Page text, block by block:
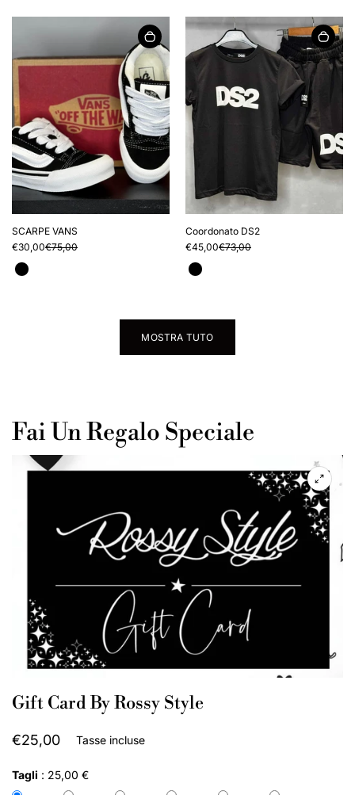
SCARPE VANS
€30,00€75,00
Coordonato DS2
€45,00€73,00
MOSTRA TUTO
Fai Un Regalo Speciale
Gift Card By Rossy Style
€25,00 Tasse incluse
Tagli : 25,00 €